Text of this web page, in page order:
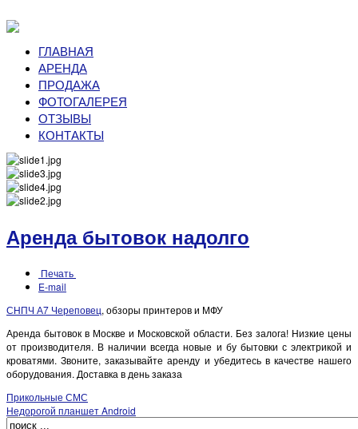
ГЛАВНАЯ
АРЕНДА
ПРОДАЖА
ФОТОГАЛЕРЕЯ
ОТЗЫВЫ
КОНТАКТЫ
Аренда бытовок надолго
Печать
E-mail
СНПЧ А7 Череповец, обзоры принтеров и МФУ
Аренда бытовок в Москве и Московской области. Без залога! Низкие цены
от производителя. В наличии всегда новые и бу бытовки с электрикой и
кроватями. Звоните, заказывайте аренду и убедитесь в качестве нашего
оборудования. Доставка в день заказа
Прикольные СМС
Недорогой планшет Android